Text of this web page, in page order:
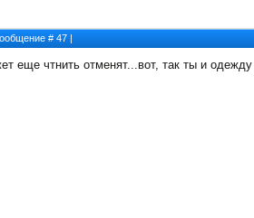
# 47 |
еще чтнить отменят...вот, так ты и